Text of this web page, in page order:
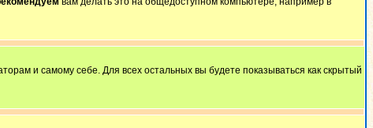
и самому себе. Для всех остальных вы будете показываться как скрытый